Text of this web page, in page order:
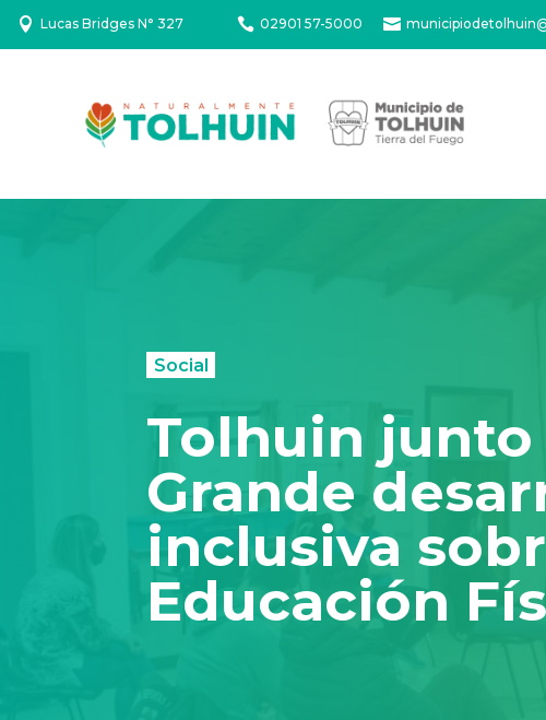
 Lucas Bridges N° 327  02901 57-5000 
Social
Tolhuin junto
Grande
inclusiva
Educación